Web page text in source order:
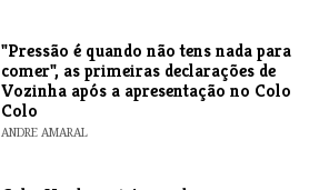
"Pressão é quando não tens nada para
comer", as primeiras declarações de
Vozinha após a apresentação no Colo
Colo
ANDRE AMARAL